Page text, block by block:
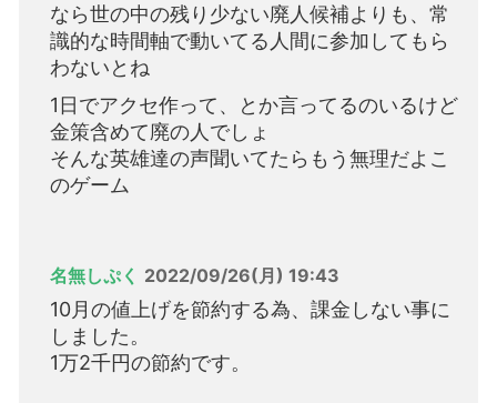
なら世の中の残り少ない廃人候補よりも、常
識的な時間軸で動いてる人間に参加してもら
わないとね
1日でアクセ作って、とか言ってるのいるけど
金策含めて廃の人でしょ
そんな英雄達の声聞いてたらもう無理だよこ
のゲーム
名無しぷく 2022/09/26(月) 19:43
10月の値上げを節約する為、課金しない事に
しました。
1万2千円の節約です。